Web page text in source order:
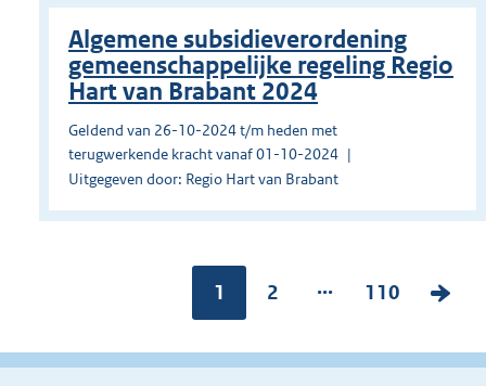
Algemene subsidieverordening
gemeenschappelijke regeling Regio
Hart van Brabant 2024
Geldend van 26-10-2024 t/m heden met
terugwerkende kracht vanaf 01-10-2024
Uitgegeven door: Regio Hart van Brabant
Pagina:
1
P
g
2 ...
P
g
110
V
l